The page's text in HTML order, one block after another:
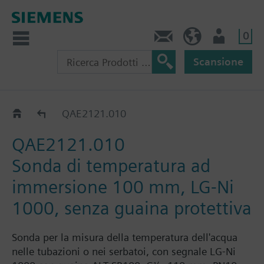
0
Scansione
QAE21..QAE2121.010
QAE2121.010
Sonda di temperatura ad
immersione 100 mm, LG-Ni
1000, senza guaina protettiva
Sonda per la misura della temperatura dell'acqua
nelle tubazioni o nei serbatoi, con segnale LG-Ni